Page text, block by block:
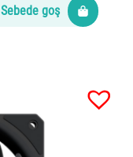
Sebede goş